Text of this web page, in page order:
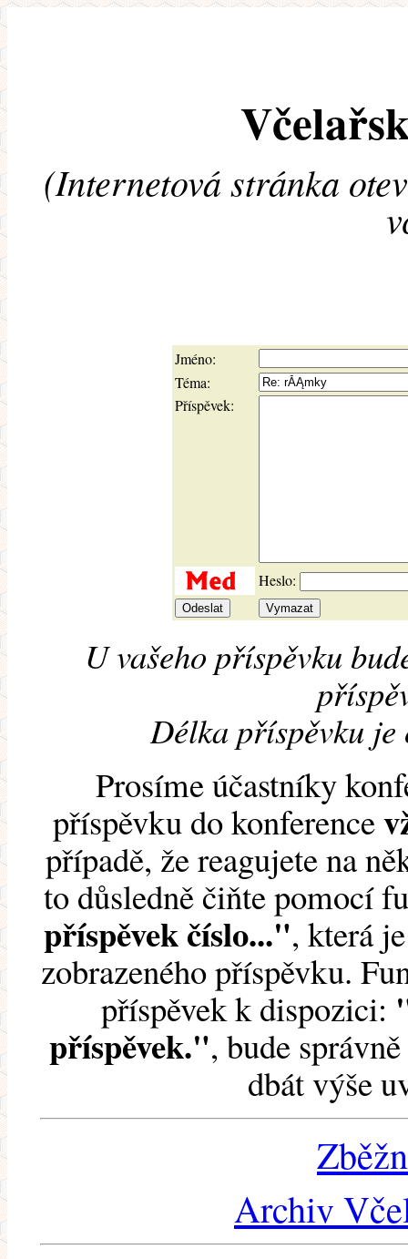
(Internetová stránka
Jméno:
Téma:
Příspěvek:
Heslo:
U vašeho příspěvku
Délka příspěvku je
Prosíme účastníky
příspěvku do konference
případě, že reagujete na
to důsledně čiňte pomocí
příspěvek číslo...", která
zobrazeného příspěvku.
příspěvek k dispozici:
příspěvek.", bude
dbát výše
Archiv